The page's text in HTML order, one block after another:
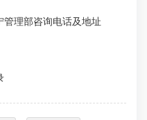
理部咨询电话及地址